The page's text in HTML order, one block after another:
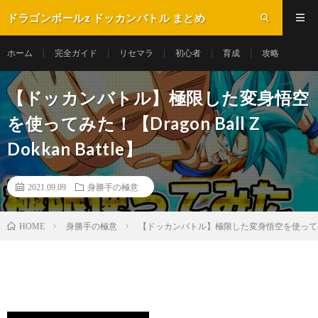
ドラゴンボールz ドッカンバトル まとめ
ホーム 完全ガイド リセマラ 初心者 育成 攻略
【ドッカンバトル】極限した変身悟空
を使ってみた！【Dragon Ball Z
Dokkan Battle】
2021.09.09 身勝手の極意
HOME 身勝手の極意 【ドッカンバトル】極限した変身悟空を使っ